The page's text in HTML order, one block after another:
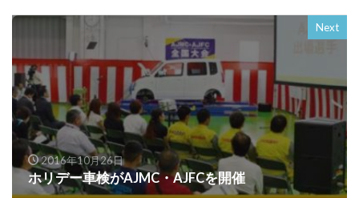
Next
2016年10月26日
ホリデー車検がAJMC・AJFCを開催